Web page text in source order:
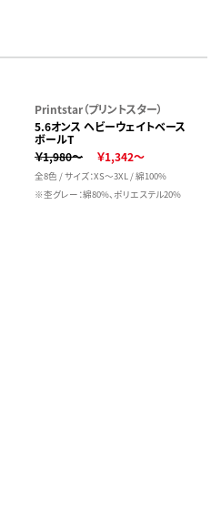
Printstar（プリントスター）
5.6オンス ヘビーウェイトベース
ボールT
￥1,980～
￥1,342～
全8色 / サイズ：XS～3XL / 綿100%
※杢グレー：綿80%、ポリエステル20%